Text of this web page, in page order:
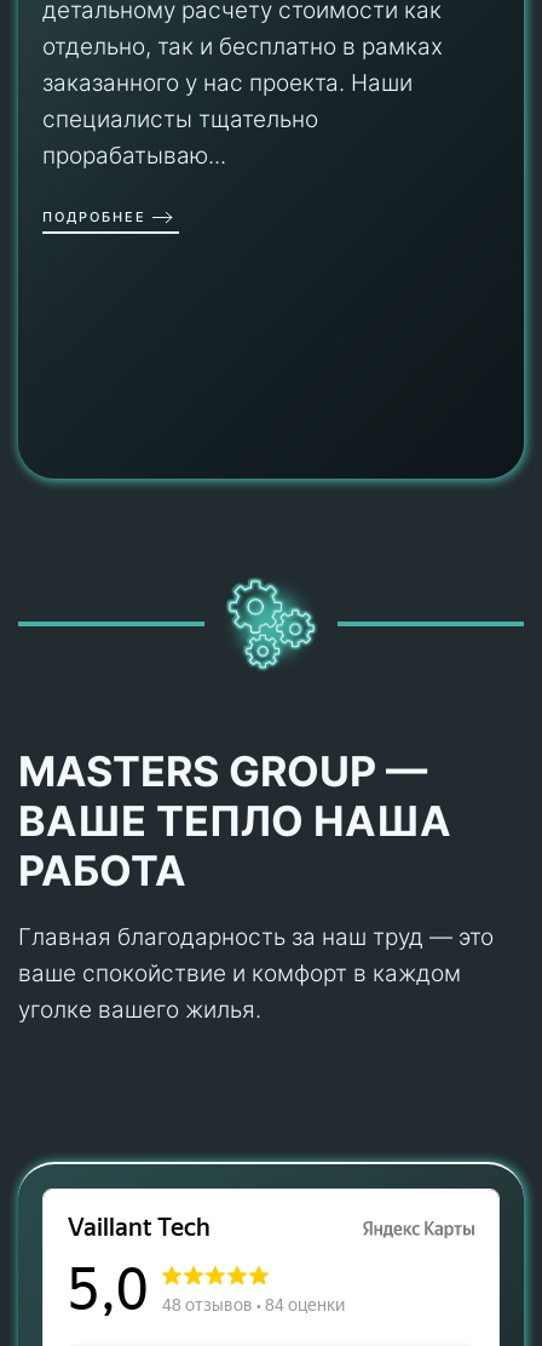
детальному расчету стоимости как
отдельно, так и бесплатно в рамках
заказанного у нас проекта. Наши
специалисты тщательно
прорабатываю...
ПОДРОБНЕЕ
MASTERS GROUP —
ВАШЕ ТЕПЛО НАША
РАБОТА
Главная благодарность за наш труд — это
ваше спокойствие и комфорт в каждом
уголке вашего жилья.